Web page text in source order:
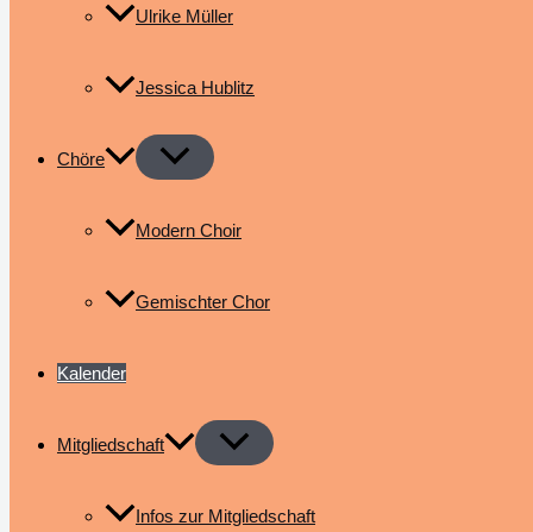
Ulrike Müller
Jessica Hublitz
Chöre
Modern Choir
Gemischter Chor
Kalender
Mitgliedschaft
Infos zur Mitgliedschaft